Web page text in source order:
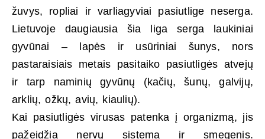
žuvys, ropliai ir varliagyviai pasiutlige neserga.
Lietuvoje daugiausia šia liga serga laukiniai
gyvūnai – lapės ir usūriniai šunys, nors
pastaraisiais metais pasitaiko pasiutligės atvejų
ir tarp naminių gyvūnų (kačių, šunų, galvijų,
arklių, ožkų, avių, kiaulių).
Kai pasiutligės virusas patenka į organizmą, jis
pažeidžia nervų sistema ir smegenis.